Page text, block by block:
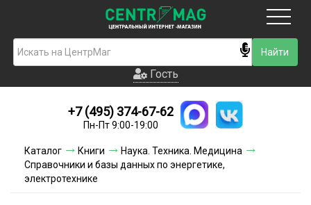
Гость
Новинки
Условия доставки
Гость
+7 (495) 374-67-62
Пн-Пт 9:00-19:00
Каталог Книги
Наука. Техника. Медицина
Справочники и базы данных по энергетике,
электротехнике